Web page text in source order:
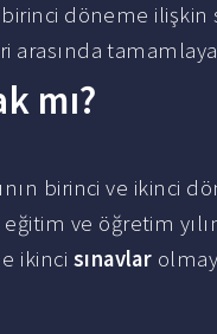
döneme ilişkin
arasında
mı?
birinci ve ikinci
ve öğretim
ikinci sınavlar